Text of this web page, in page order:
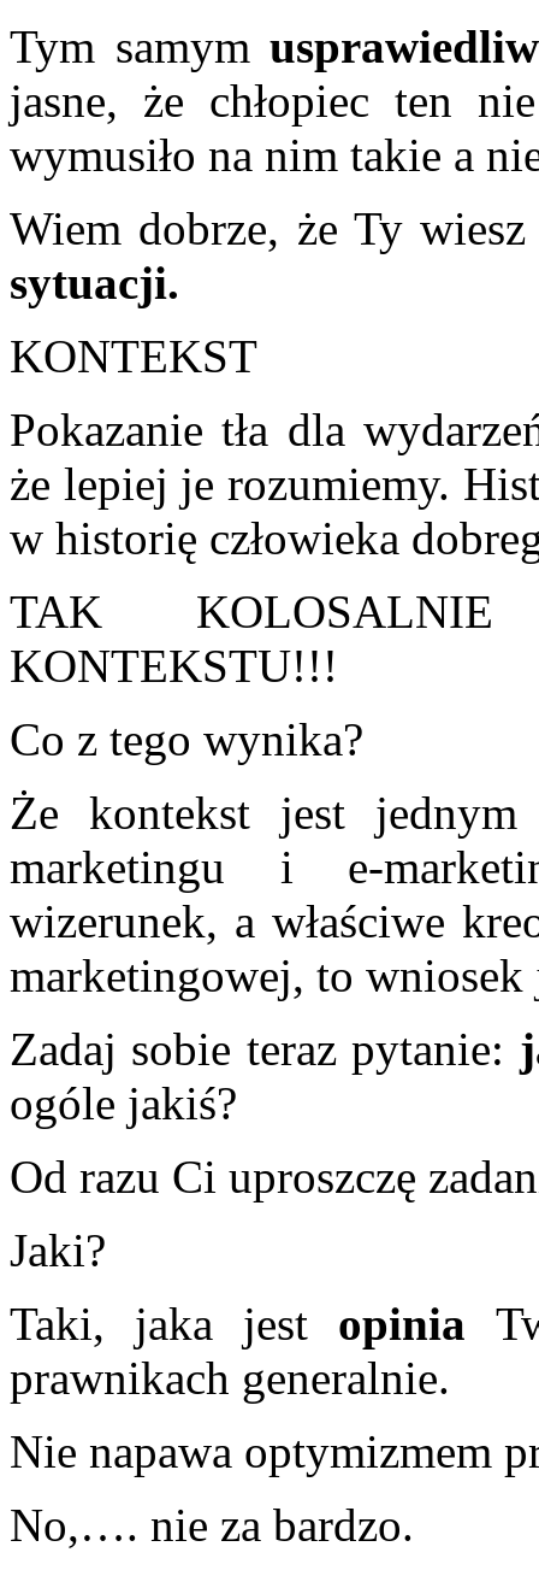
Tym samym
jasne, że chłopiec ten
wymusiło na nim takie a
Wiem dobrze, że Ty
sytuacji.
KONTEKST
Pokazanie tła dla
że lepiej je rozumiemy.
w historię człowieka
TAK
KONTEKSTU!!!
Co z tego wynika?
Że kontekst jest
marketingu i e-
wizerunek, a właściwe
marketingowej, to wniosek
Zadaj sobie teraz pytanie:
ogóle jakiś?
Od razu Ci uproszczę
Jaki?
Taki, jaka jest opinia
prawnikach generalnie.
Nie napawa optymizmem
No,…. nie za bardzo.